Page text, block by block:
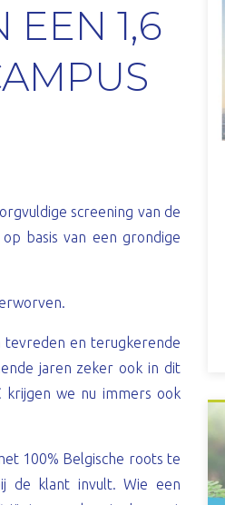
EEN 1,6
screening van de
basis van een grondige
tevreden en terugkerende
jaren zeker ook in dit
krijgen we nu immers ook
100% Belgische roots te
de klant invult. Wie een